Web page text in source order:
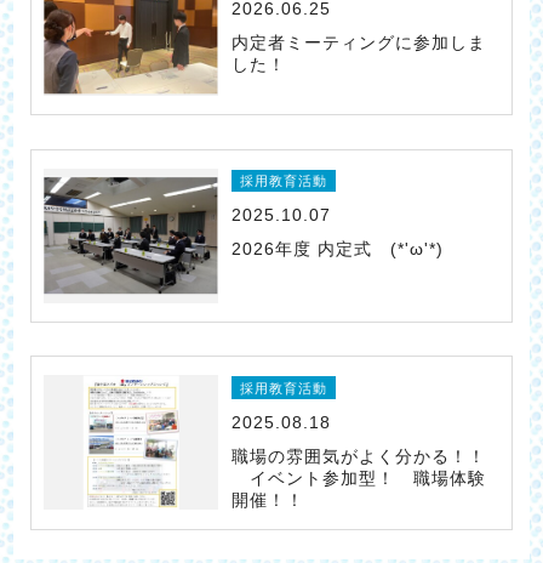
2026.06.25
内定者ミーティングに参加しま
した！
採用教育活動
2025.10.07
2026年度 内定式 (*'ω'*)
採用教育活動
2025.08.18
職場の雰囲気がよく分かる！！
イベント参加型！ 職場体験
開催！！